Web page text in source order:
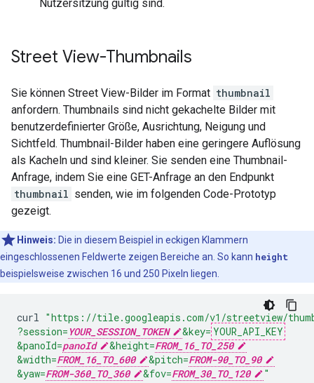
Nutzersitzung gültig sind.
Street View-Thumbnails
Sie können Street View-Bilder im Format thumbnail
anfordern. Thumbnails sind nicht gekachelte Bilder mit
benutzerdefinierter Größe, Ausrichtung, Neigung und
Sichtfeld. Thumbnail-Bilder haben eine geringere Auflösung
als Kacheln und sind kleiner. Sie senden eine Thumbnail-
Anfrage, indem Sie eine GET-Anfrage an den Endpunkt
thumbnail senden, wie im folgenden Code-Prototyp
gezeigt.
Hinweis: Die in diesem Beispiel in eckigen Klammern
eingeschlossenen Feldwerte zeigen Bereiche an. So kann height
beispielsweise zwischen 16 und 250 Pixeln liegen.
curl "https://tile.googleapis.com/v1/streetview/
?session= YOUR_SESSION_TOKEN &key= YOUR_API_KEY
&panoId=panoId &height=FROM_16_TO_250
&width=FROM_16_TO_600 &pitch=FROM-90_TO_90
&yaw=FROM-360_TO_360 &fov=FROM_30_TO_120 "